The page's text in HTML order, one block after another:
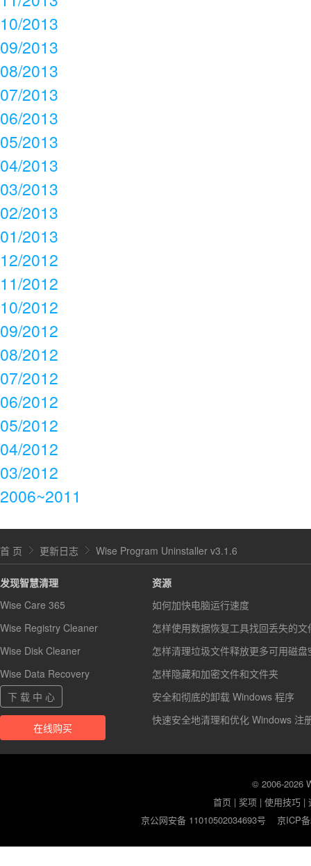
10/2013
09/2013
08/2013
07/2013
06/2013
05/2013
04/2013
03/2013
02/2013
01/2013
12/2012
11/2012
10/2012
09/2012
08/2012
07/2012
06/2012
05/2012
04/2012
03/2012
2006~2011
首 页 更新日志 Wise Program Uninstaller v3.1.6
发现智慧清理
Wise Care 365
Wise Registry Cleaner
Wise Disk Cleaner
Wise Data Recovery
下 载 中 心
在线购买
资源
如何加快电脑运行速度
怎样使用数据恢复工具找回丢失的文
怎样清理垃圾文件释放更多可用磁盘
怎样隐藏和加密文件和文件夹
安全和彻底的卸载 Windows 程序
快速安全地清理和优化 Windows 注
© 2006-2026
首页 |奖项 |使用技巧 |
京公网安备 11010502034693号
京ICP